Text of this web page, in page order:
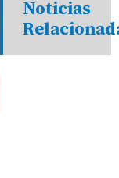
Noticias